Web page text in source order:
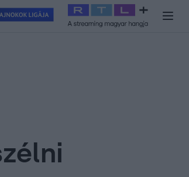
2026 Celeb vagyok, ments ki innen